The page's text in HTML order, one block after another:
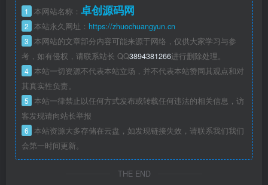
1 本网站名称： 卓创源码网
2 本站永久网址： https://zhuochuangyun.cn
3 本网站的文章部分内容可能来源于网络，仅供大家学习与参
考，如有侵权，请联系站长 QQ3894381266进行删除处理。
4 本站一切资源不代表本站立场，并不代表本站赞同其观点和对
其真实性负责。
5 本站一律禁止以任何方式发布或转载任何违法的相关信息，访
客发现请向站长举报
6 本站资源大多存储在云盘，如发现链接失效，请联系我们我们
会第一时间更新。
THE END